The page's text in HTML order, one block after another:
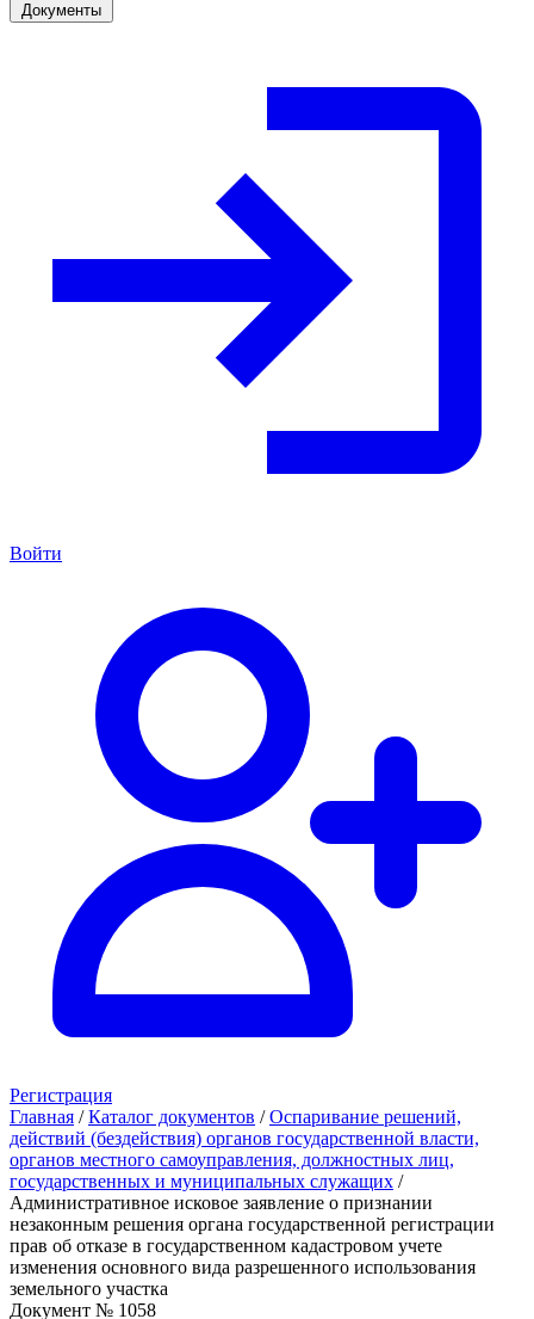
Документы
Войти
Регистрация
Главная / Каталог документов / Оспаривание решений,
действий (бездействия) органов государственной власти,
органов местного самоуправления, должностных лиц,
государственных и муниципальных служащих /
Административное исковое заявление о признании
незаконным решения органа государственной регистрации
прав об отказе в государственном кадастровом учете
изменения основного вида разрешенного использования
земельного участка
Документ № 1058